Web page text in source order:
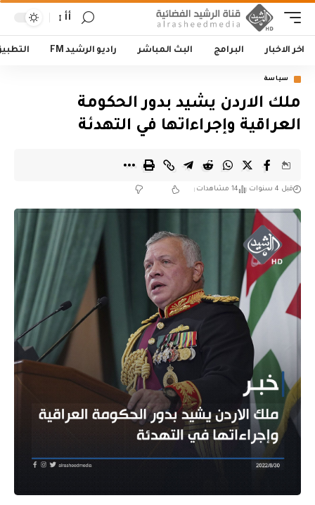
أأ
اخر الاخبار البرامج البث المباشر راديو الرشيد FM
سياسة
ملك الاردن يشيد بدور الحكومة
العراقية وإجراءاتها في التهدئة
قبل 4 سنوات 14 مشاهدات